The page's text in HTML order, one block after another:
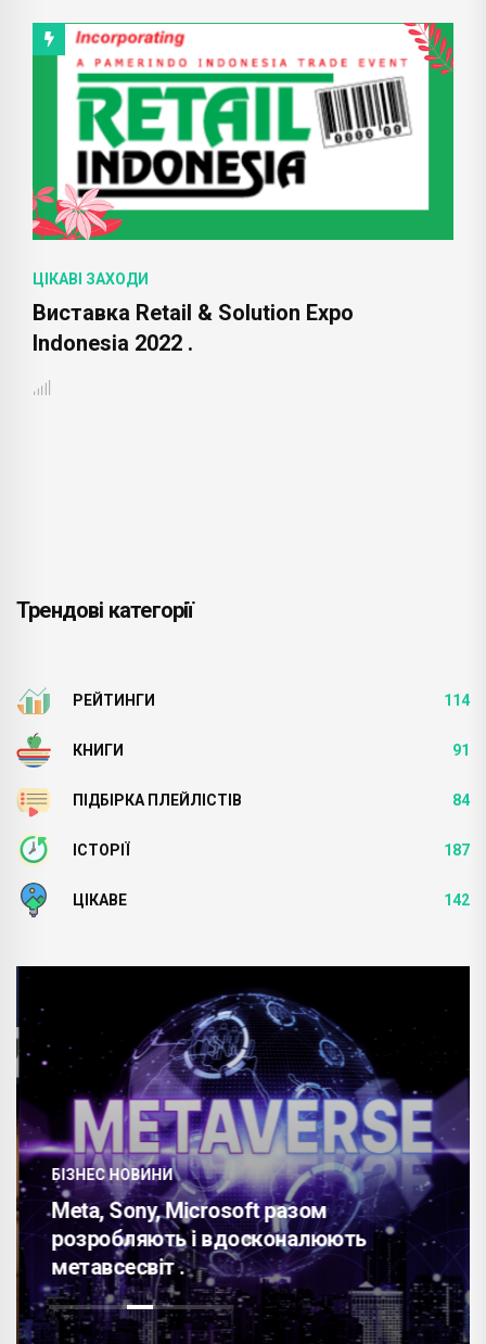
ЦІКАВІ ЗАХОДИ
Виставка Retail & Solution Expo
Indonesia 2022 .
Трендові категорії
РЕЙТИНГИ 114
КНИГИ 91
ПІДБІРКА ПЛЕЙЛІСТІВ 84
ІСТОРІЇ 187
ЦІКАВЕ 142
БІЗНЕС НОВИНИ
Meta, Sony, Microsoft разом
розробляють і вдосконалюють
метавсесвіт .